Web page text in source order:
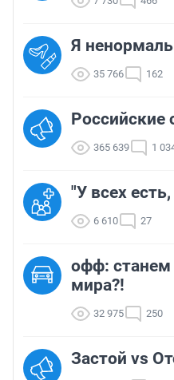
Я
35 766 162
Российские
365 639 1
"У всех
6 610 27
офф:
мира?!
32 975 250
Застой vs